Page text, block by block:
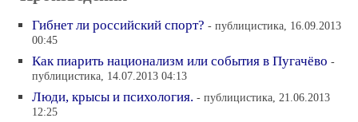
Гибнет ли российский спорт? - публицистика, 16.09.2013
00:45
Как пиарить национализм или события в Пугачёво -
публицистика, 14.07.2013 04:13
Люди, крысы и психология. - публицистика, 21.06.2013
12:25